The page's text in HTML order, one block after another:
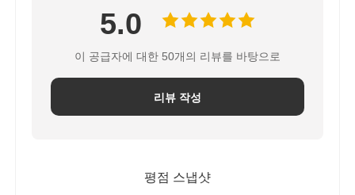
5.0
이 공급자에 대한 50개의 리뷰를 바탕으로
리뷰 작성
평점 스냅샷